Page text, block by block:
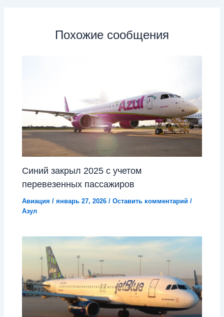
Похожие сообщения
Синий закрыл 2025 с учетом
перевезенных пассажиров
Авиация /январь 27, 2026/Оставить комментарий /
Азул